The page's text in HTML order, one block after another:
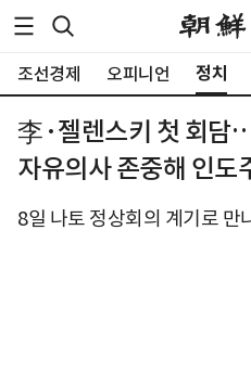
조선경제 오피니언 정치
李·젤렌스키 첫 회담
자유의사 존중해 인도
8일 나토 정상회의 계기로 만